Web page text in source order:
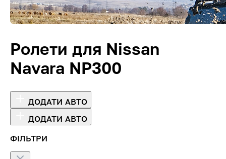
Ролети для Nissan
Navara NP300
ДОДАТИ АВТО
ДОДАТИ АВТО
ФІЛЬТРИ